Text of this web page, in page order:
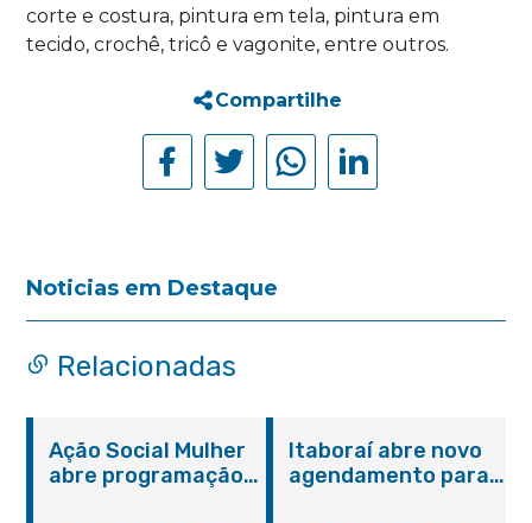
corte e costura, pintura em tela, pintura em
tecido, crochê, tricôe vagonite,entre outros.
Compartilhe
Noticias em Destaque
Relacionadas
Ação Social Mulher
abre programação
Itaboraí abre novo
agendamento para